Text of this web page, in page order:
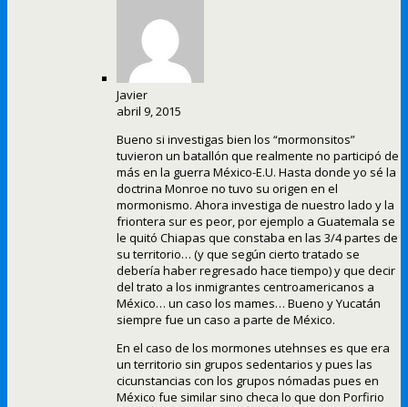
Javier
abril 9, 2015
Bueno si investigas bien los “mormonsitos”
tuvieron un batallón que realmente no participó de
más en la guerra México-E.U. Hasta donde yo sé la
doctrina Monroe no tuvo su origen en el
mormonismo. Ahora investiga de nuestro lado y la
friontera sur es peor, por ejemplo a Guatemala se
le quitó Chiapas que constaba en las 3/4 partes de
su territorio… (y que según cierto tratado se
debería haber regresado hace tiempo) y que decir
del trato a los inmigrantes centroamericanos a
México… un caso los mames… Bueno y Yucatán
siempre fue un caso a parte de México.
En el caso de los mormones utehnses es que era
un territorio sin grupos sedentarios y pues las
cicunstancias con los grupos nómadas pues en
México fue similar sino checa lo que don Porfirio